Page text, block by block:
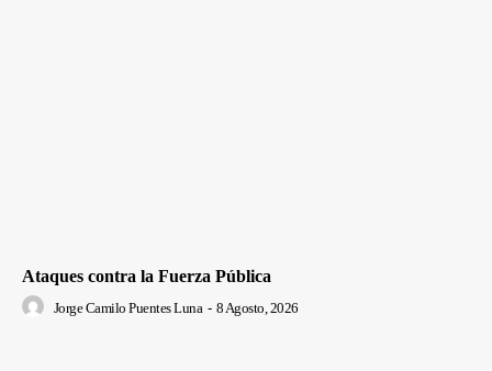
Ataques contra la Fuerza Pública
Jorge Camilo Puentes Luna - 8 Agosto, 2026